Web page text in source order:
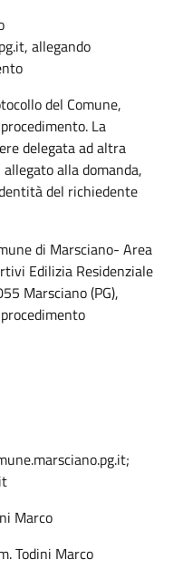
allegando
del Comune,
La
delegata ad altra
alla domanda,
del richiedente
di Marsciano- Area
Edilizia Residenziale
Marsciano (PG),
Marco
Todini Marco